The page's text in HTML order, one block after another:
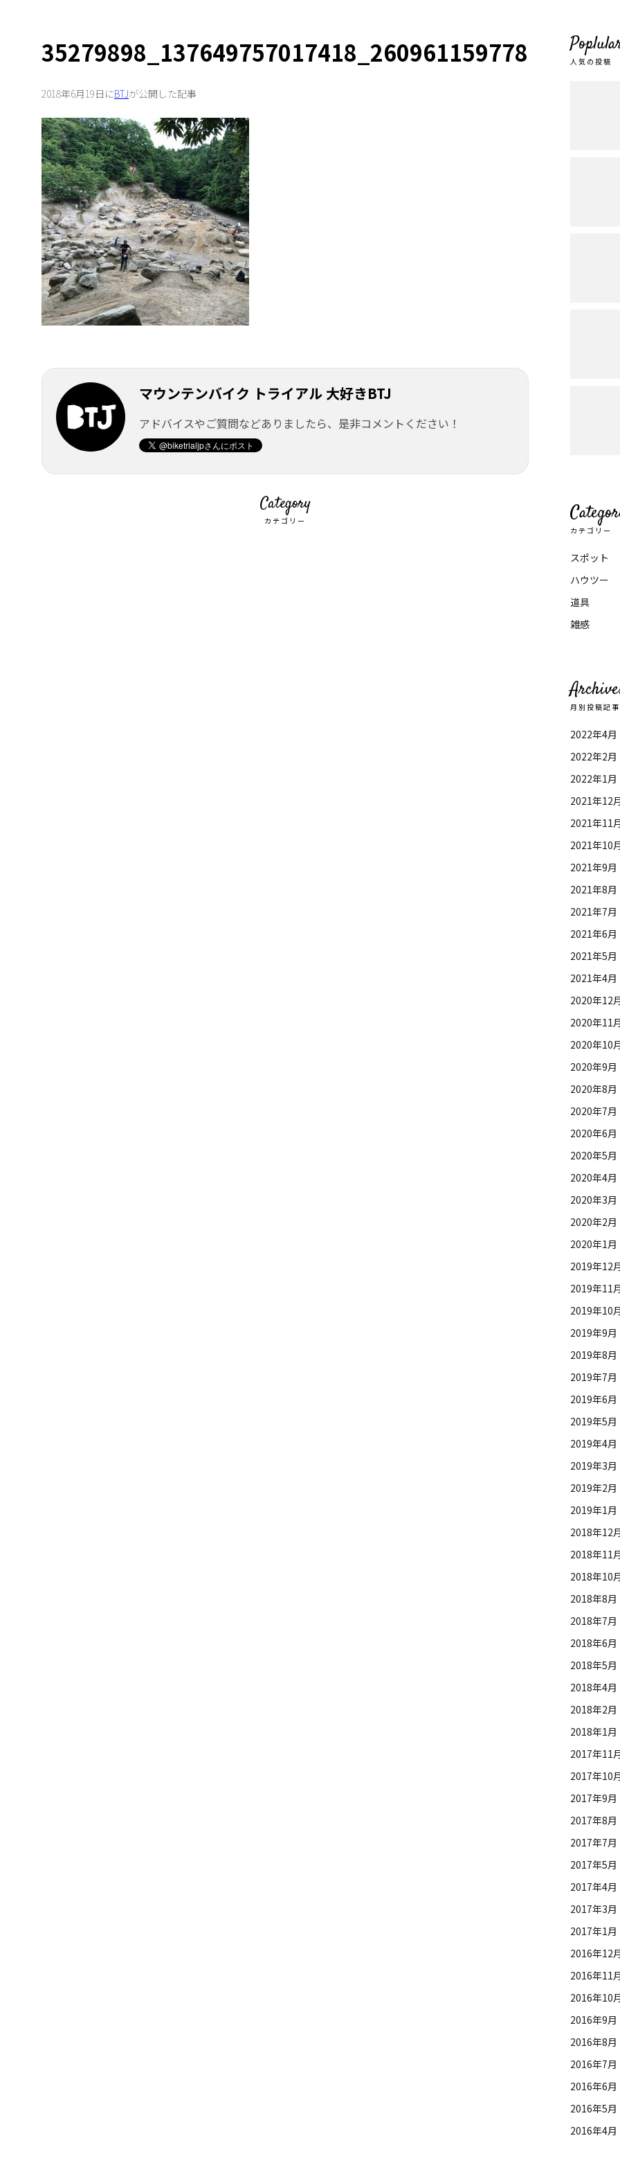
2018年6月19日にBTJが公開した記事
マウンテンバイク トライアル 大好きBTJ
アドバイスやご質問などありましたら、是非コメントください！
Category
カテゴリー
人気の投稿
カテゴリー
スポット
ハウツー
道具
雑感
月別投稿記事
2022年4月
2022年2月
2022年1月
2021年12
2021年11
2021年10
2021年9月
2021年8月
2021年7月
2021年6月
2021年5月
2021年4月
2020年12
2020年11
2020年10
2020年9月
2020年8月
2020年7月
2020年6月
2020年5月
2020年4月
2020年3月
2020年2月
2020年1月
2019年12
2019年11
2019年10
2019年9月
2019年8月
2019年7月
2019年6月
2019年5月
2019年4月
2019年3月
2019年2月
2019年1月
2018年12
2018年11
2018年10
2018年8月
2018年7月
2018年6月
2018年5月
2018年4月
2018年2月
2018年1月
2017年11
2017年10
2017年9月
2017年8月
2017年7月
2017年5月
2017年4月
2017年3月
2017年1月
2016年12
2016年11
2016年10
2016年9月
2016年8月
2016年7月
2016年6月
2016年5月
2016年4月